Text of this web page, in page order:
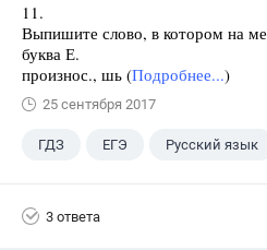
11.
Выпишите слово, в котором на
буква Е.
произнос., шь (Подробнее...)
25 сентября 2017
ГДЗ ЕГЭ Русский язык
3 ответа